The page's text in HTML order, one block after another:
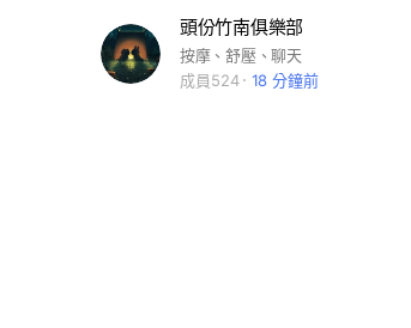
頭份竹南俱樂部
按摩、舒壓、聊天
成員524
18 分鐘前